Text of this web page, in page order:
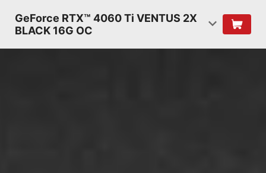
GeForce RTX™ 4060 Ti VENTUS 2X
BLACK 16G OC